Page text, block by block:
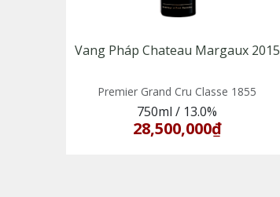
Vang Pháp Chateau Margaux 2015
Premier Grand Cru Classe 1855
750ml / 13.0%
28,500,000₫